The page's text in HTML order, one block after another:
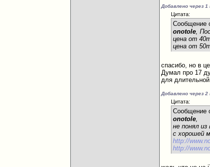
Добавлено через
Цитата:
Сообщение
onotole,
цена от
цена от
спасибо, но в
Думал про 17
для
Добавлено через
Цитата:
Сообщение
onotole,
не понял
с хорошей
http://
http://